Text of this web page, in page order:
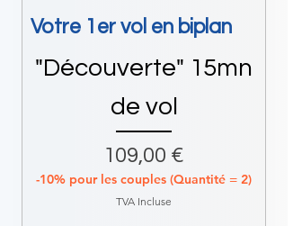
Votre 1er vol en biplan
"Découverte" 15mn
de vol
Prix
109,00 €
-10% pour les couples (Quantité = 2)
TVA Incluse